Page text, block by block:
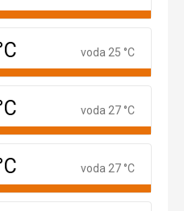
voda 25 °C
voda 27 °C
voda 27 °C